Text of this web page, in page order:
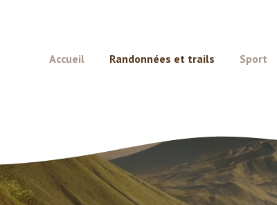
Accueil Randonnées et trails Sport